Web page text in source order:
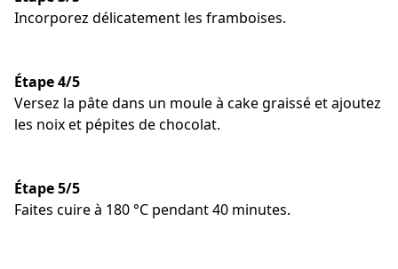
Incorporez délicatement les framboises.
Étape 4/5
Versez la pâte dans un moule à cake graissé et ajoutez
les noix et pépites de chocolat.
Étape 5/5
Faites cuire à 180 °C pendant 40 minutes.